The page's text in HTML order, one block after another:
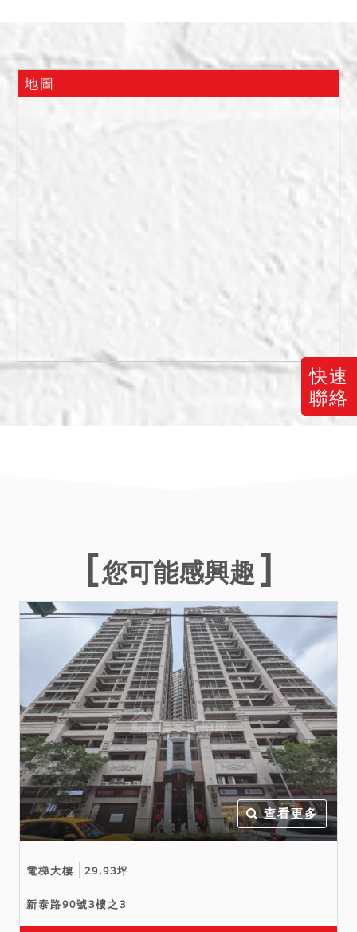
快速
聯絡
示大多建號因未繳電費而無
月16日來函表示該社區已成
2、本件拍賣標的依形式外觀
屋、海砂屋、地震受創、嚴
重漏水、火災受損、建物內
有非自然死亡或其他足以影
響交易之特殊情形等事項，
均已於附表載明；惟如仍有
未記載之資訊，仍請投標人
自行斟酌查明。
3、本件拍賣標的之買受人就
物之瑕疵無擔保請求權，拍
的，土地、建物、車位分列
底價，合併投標，按各標別
總價決標。
2、拍賣最低價額：各標別之
拍賣底價如附表一，合併投
標之拍賣底價以合併之各標
別之拍賣底價合併計算。
3、保證金：按拍賣底價總價
之兩成，四捨五入至萬位。
(未得標當場退還)。
4、本件標的物之抵押權登記
於拍定後塗銷。
5、依公正第三人認可及其公
開拍賣程序辦法第29條規定
地圖
您可能感興趣
查看更多
電梯大樓 29.93坪
新泰路90號3樓之3